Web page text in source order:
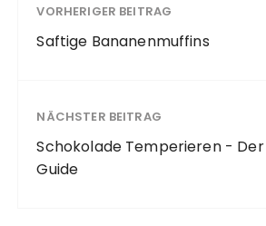
VORHERIGER BEITRAG
Saftige Bananenmuffins
NÄCHSTER BEITRAG
Schokolade Temperieren -
Guide